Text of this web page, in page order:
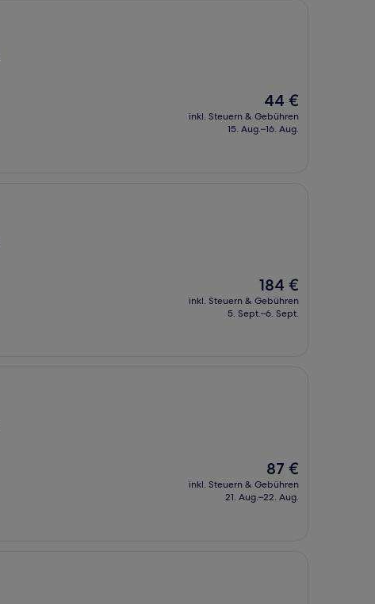
Der
Preis
beträgt
44 €
inkl. Steuern & Gebühren
15. Aug.–16. Aug.
Der
Preis
beträgt
184 €
inkl. Steuern & Gebühren
5. Sept.–6. Sept.
Der
Preis
beträgt
87 €
inkl. Steuern & Gebühren
21. Aug.–22. Aug.